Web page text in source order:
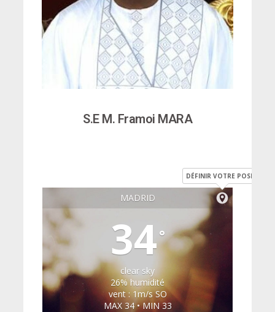
S.E M. Framoi MARA
MADRID
DÉFINIR VOTRE POSITION
34°
clear sky
26% humidité
vent : 1m/s SO
MAX 34 • MIN 33